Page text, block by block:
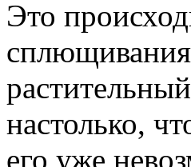
Это
настолько,
его уже